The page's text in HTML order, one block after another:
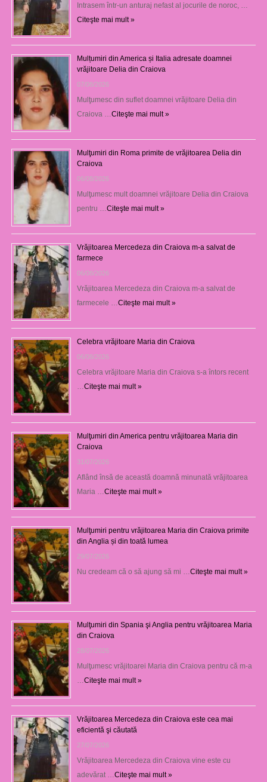
Intrasem într-un anturaj nefast al jocurile de noroc, …
Citeşte mai mult »
Mulțumiri din America și Italia adresate doamnei
vrăjitoare Delia din Craiova
07/08/2026
Mulţumesc din suflet doamnei vrăjitoare Delia din
Craiova … Citeşte mai mult »
Mulţumiri din Roma primite de vrăjitoarea Delia din
Craiova
06/08/2026
Mulţumesc mult doamnei vrăjitoare Delia din Craiova
pentru … Citeşte mai mult »
Vrăjitoarea Mercedeza din Craiova m-a salvat de
farmece
06/08/2026
Vrăjitoarea Mercedeza din Craiova m-a salvat de
farmecele … Citeşte mai mult »
Celebra vrăjitoare Maria din Craiova
06/08/2026
Celebra vrăjitoare Maria din Craiova s-a întors recent
Citeşte mai mult »
Mulţumiri din America pentru vrăjitoarea Maria din
Craiova
31/07/2026
Aflând însă de această doamnă minunată vrăjitoarea
Maria … Citeşte mai mult »
Mulţumiri pentru vrăjitoarea Maria din Craiova primite
din Anglia și din toată lumea
29/07/2026
Nu credeam că o să ajung să mi … Citeşte mai mult »
Mulţumiri din Spania şi Anglia pentru vrăjitoarea Maria
din Craiova
28/07/2026
Mulţumesc vrăjitoarei Maria din Craiova pentru că m-a
Citeşte mai mult »
Vrăjitoarea Mercedeza din Craiova este cea mai
eficientă şi căutată
27/07/2026
Vrăjitoarea Mercedeza din Craiova vine este cu
adevărat … Citeşte mai mult »